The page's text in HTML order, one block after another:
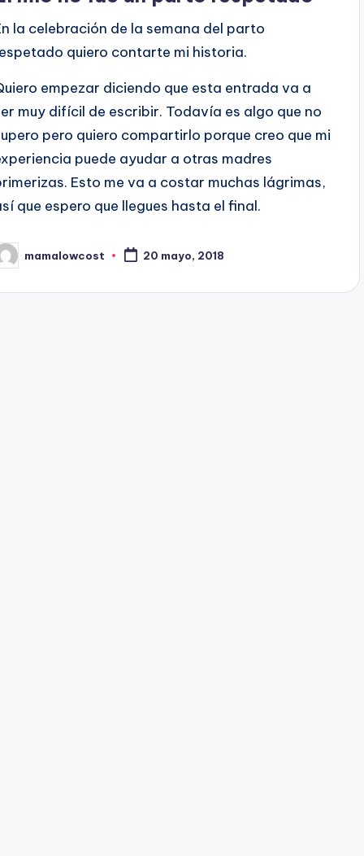
la celebración de la semana del parto
quiero contarte mi historia.
empezar diciendo que esta entrada va a
muy difícil de escribir. Todavía es algo que no
pero quiero compartirlo porque creo que mi
puede ayudar a otras madres
Esto me va a costar muchas lágrimas,
que espero que llegues hasta el final.
mamalowcost 20 mayo, 2018